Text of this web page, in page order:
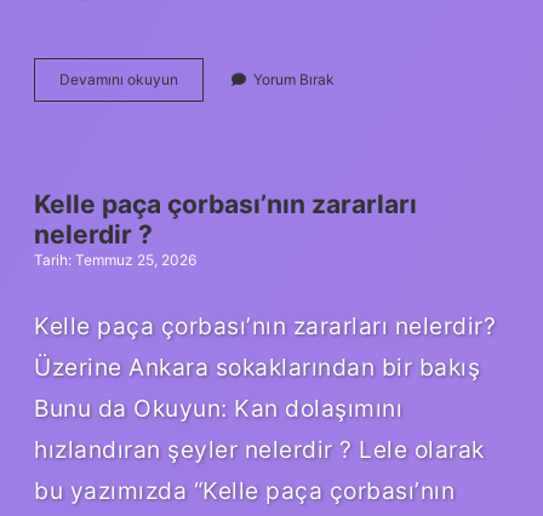
Devamını okuyun
ve
?
Yorum Bırak
Kelle paça çorbası’nın zararları
nelerdir ?
Tarih: Temmuz 25, 2026
Kelle paça çorbası’nın zararları nelerdir?
Üzerine Ankara sokaklarından bir bakış
Bunu da Okuyun: Kan dolaşımını
hızlandıran şeyler nelerdir ? Lele olarak
bu yazımızda “Kelle paça çorbası’nın